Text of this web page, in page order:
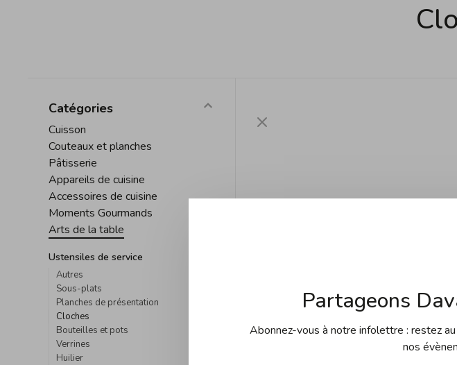
Catégories
Cuisson
Couteaux et planches
Pâtisserie
Appareils de cuisine
Accessoires de cuisine
Moments Gourmands
Arts de la table
Ustensiles de service
Autres
Sous-plats
Planches de présentation
Cloches
Bouteilles et pots
Verrines
Huilier
Partageons
Abonnez-vous à notre infolettre : restez
nos